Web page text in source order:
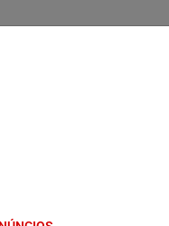
PROGRAMA DE